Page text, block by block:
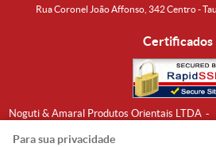
Rua Coronel João Affonso, 342 Centro -
Certificados
Noguti & Amaral Produtos Orientais LTDA
Para sua privacidade